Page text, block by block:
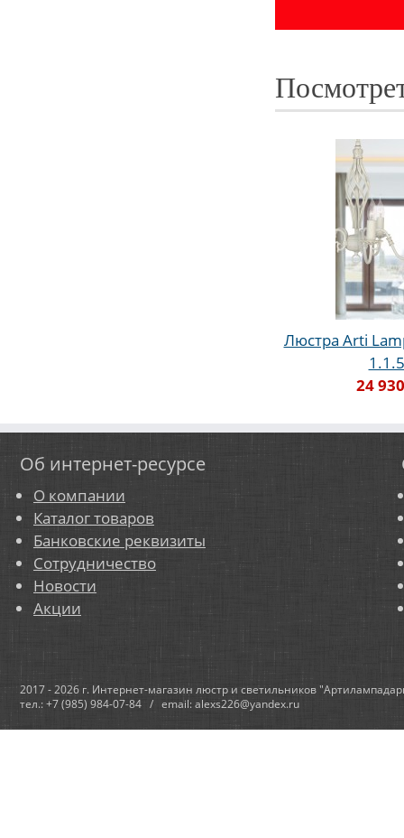
Люстра Arti
24
Об интернет-ресурсе
О компании
Каталог товаров
Банковские реквизиты
Сотрудничество
Новости
Акции
2017 - 2026 г. Интернет-магазин люстр и светильников
тел.: +7 (985) 984-07-84 / email: alexs226@yandex.ru